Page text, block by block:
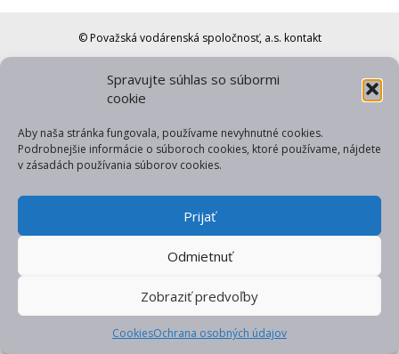
Spravujte súhlas so súbormi
cookie
Aby naša stránka fungovala, používame nevyhnutné cookies.
Podrobnejšie informácie o súboroch cookies, ktoré používame, nájdete
v zásadách používania súborov cookies.
Prijať
Odmietnuť
Zobraziť predvoľby
CookiesOchrana osobných údajov
© Považská vodárenská spoločnosť, a.s. kontakt